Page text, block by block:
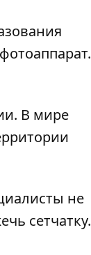
В мире
не
сетчатку.